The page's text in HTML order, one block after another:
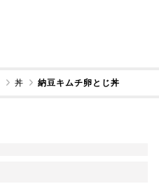
丼 納豆キムチ卵とじ丼